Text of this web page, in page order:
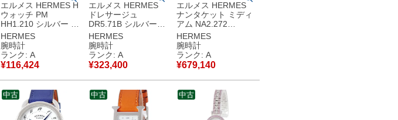
エルメス HERMES H
ウォッチ PM
HH1.210 シルバー ア
ラビア スクエア H型
ギョーシェ レディー
ス 腕時計クオーツ ホ
ワイト 【中古】中古
美品
HERMES
腕時計
ランク: A
¥116,424
エルメス HERMES
ドレサージュ
DR5.71B シルバー
スモールセコンド シ
ースルーバック アラ
ビア バー メンズ 腕
時計自動巻き シルバ
ー 【中古】中古美品
HERMES
腕時計
ランク: A
¥323,400
エルメス HERMES
ナンタケット ミディ
アム NA2.272
K18RG無垢 純正ダイ
ヤ ホワイト シェル
レディース 腕時計ク
オーツ ホワイト 【中
古】中古美品
HERMES
腕時計
ランク: A
¥679,140
中古 中古 中古